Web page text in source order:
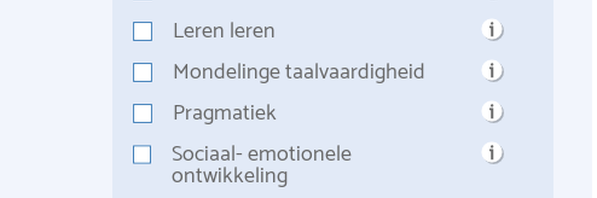
Leren leren
Mondelinge taalvaardigheid
Pragmatiek
Sociaal- emotionele
ontwikkeling